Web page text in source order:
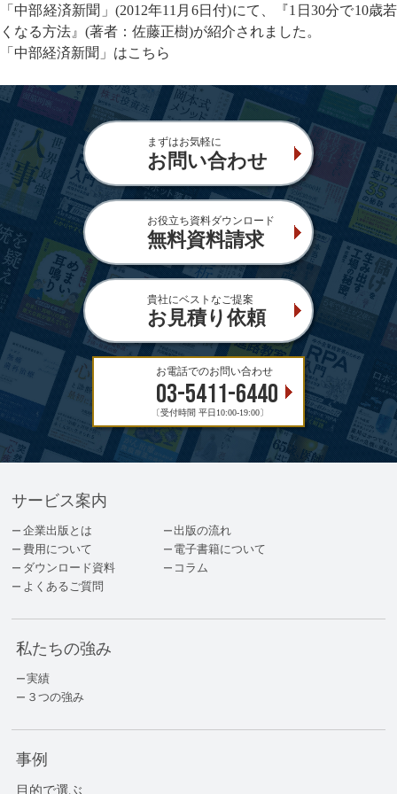
「中部経済新聞」(2012年11月6日付)にて、『1日30分で10歳若
くなる方法』(著者：佐藤正樹)が紹介されました。
「中部経済新聞」 はこちら
まずはお気軽に
お問い合わせ
お役立ち資料ダウンロード
無料資料請求
貴社にベストなご提案
お見積り依頼
お電話でのお問い合わせ
03-5411-6440
〔受付時間 平日10:00-19:00〕
サービス案内
企業出版とは
出版の流れ
費用について
電子書籍について
ダウンロード資料
コラム
よくあるご質問
私たちの強み
実績
３つの強み
事例
目的で選ぶ